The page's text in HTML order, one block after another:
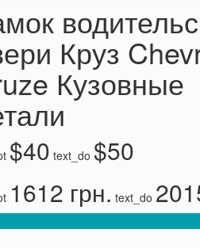
Круз
Кузовные
$40 text_do $50
1612 грн. text_do